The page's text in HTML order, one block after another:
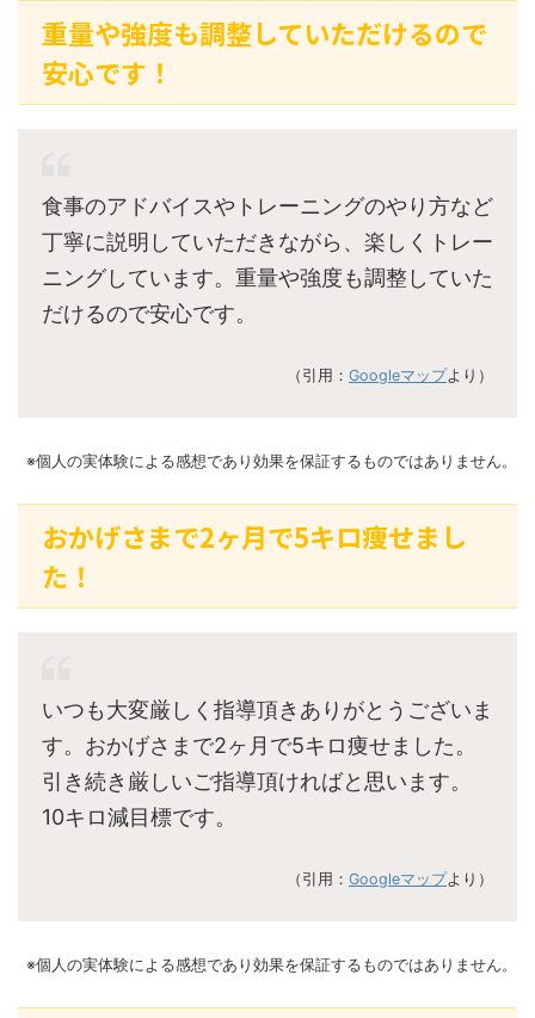
重量や強度も調整していただけるので
安心です！
食事のアドバイスやトレーニングのやり方など
丁寧に説明していただきながら、楽しくトレー
ニングしています。重量や強度も調整していた
だけるので安心です。
（引用： Googleマップより）
※個人の実体験による感想であり効果を保証するものではありません。
おかげさまで2ヶ月で5キロ痩せまし
た！
いつも大変厳しく指導頂きありがとうございま
す。おかげさまで2ヶ月で5キロ痩せました。
引き続き厳しいご指導頂ければと思います。
10キロ減目標です。
（引用： Googleマップより）
※個人の実体験による感想であり効果を保証するものではありません。